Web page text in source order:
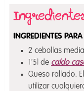
INGREDIENTES
2 cebollas
1’5l de caldo
Queso rallado.
utilizar